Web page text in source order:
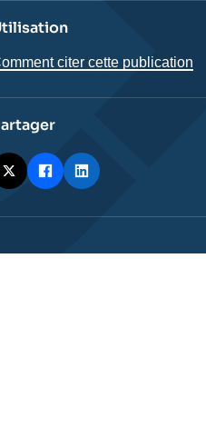
citer cette publication
: